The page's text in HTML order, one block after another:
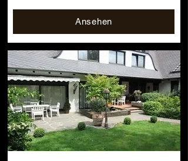
Ansehen